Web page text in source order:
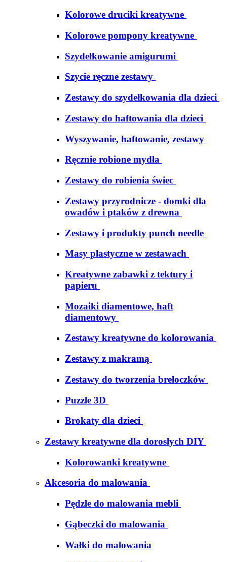
Kolorowe druciki kreatywne
Kolorowe pompony kreatywne
Szydełkowanie amigurumi
Szycie ręczne zestawy
Zestawy do szydełkowania dla dzieci
Zestawy do haftowania dla dzieci
Wyszywanie, haftowanie, zestawy
Ręcznie robione mydła
Zestawy do robienia świec
Zestawy przyrodnicze - domki dla
owadów i ptaków z drewna
Zestawy i produkty punch needle
Masy plastyczne w zestawach
Kreatywne zabawki z tektury i
papieru
Mozaiki diamentowe, haft
diamentowy
Zestawy kreatywne do kolorowania
Zestawy z makramą
Zestawy do tworzenia breloczków
Puzzle 3D
Brokaty dla dzieci
Zestawy kreatywne dla dorosłych DIY
Kolorowanki kreatywne
Akcesoria do malowania
Pędzle do malowania mebli
Gąbeczki do malowania
Wałki do malowania